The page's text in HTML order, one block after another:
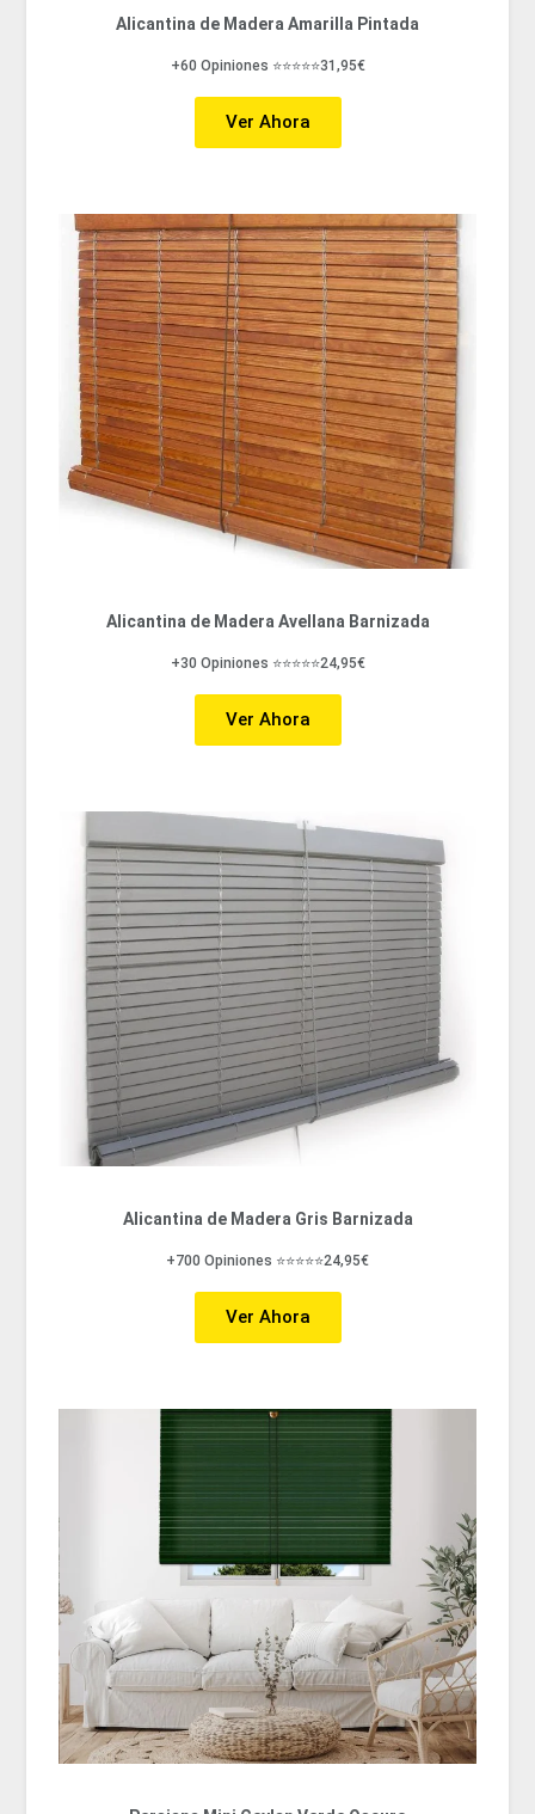
Alicantina de Madera Amarilla Pintada
+60 Opiniones ⭐⭐⭐⭐⭐31,95€
Ver Ahora
Alicantina de Madera Avellana Barnizada
+30 Opiniones ⭐⭐⭐⭐⭐24,95€
Ver Ahora
Alicantina de Madera Gris Barnizada
+700 Opiniones ⭐⭐⭐⭐⭐24,95€
Ver Ahora